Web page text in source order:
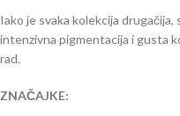
Iako je svaka kolekcija
intenzivna pigmentacija i gusta
rad.
ZNAČAJKE: